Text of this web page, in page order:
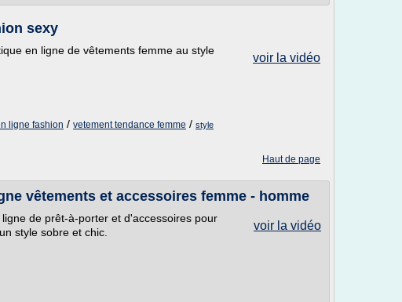
sexy
voir la vidéo
en ligne de vêtements femme au style
ligne fashion / vetement tendance femme / style
Haut de page
vêtements et accessoires femme - homme
voir la vidéo
de prêt-à-porter et d'accessoires pour
style sobre et chic.